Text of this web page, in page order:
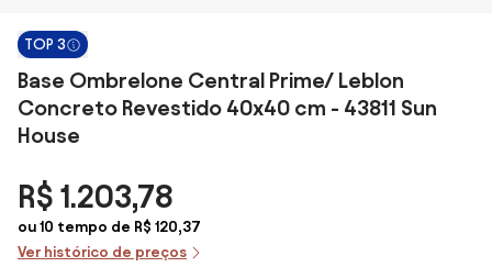
TOP 3
Base Ombrelone Central Prime/ Leblon
Concreto Revestido 40x40 cm - 43811 Sun
House
R$ 1.203,78
ou 10 tempo de R$ 120,37
Ver histórico de preços